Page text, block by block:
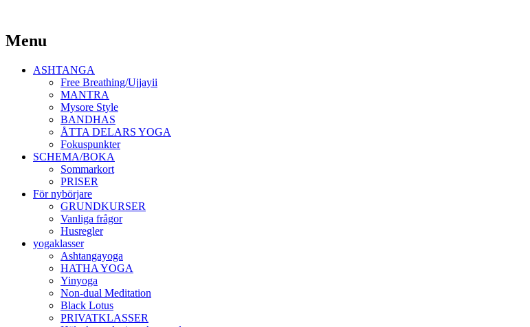
Ashtanga Yoga Shala Malmö
Yoga Malmö
Menu
Skip
ASHTANGA
Free Breathing/Ujjayii
MANTRA
Mysore Style
BANDHAS
ÅTTA DELARS YOGA
Fokuspunkter
SCHEMA/BOKA
Sommarkort
PRISER
För nybörjare
GRUNDKURSER
Vanliga frågor
Husregler
yogaklasser
Ashtangayoga
HATHA YOGA
Yinyoga
Non-dual Meditation
Black Lotus
PRIVATKLASSER